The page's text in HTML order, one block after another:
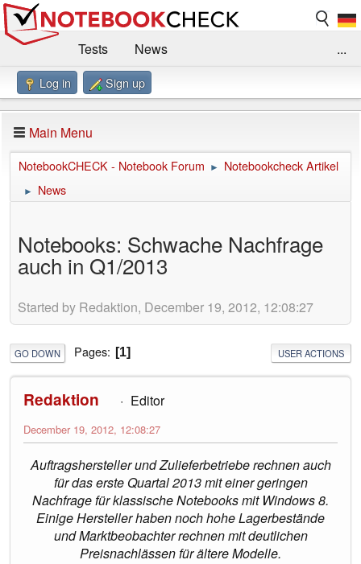
Tests
News
Benchmarks / Technik
Forum
Impressum
...
Log in Sign up
Main Menu
NotebookCHECK - Notebook Forum ► Notebookcheck Artikel
► News
Notebooks: Schwache Nachfrage
auch in Q1/2013
Started by Redaktion, December 19, 2012, 12:08:27
GO DOWN Pages 1 USER ACTIONS
Redaktion Editor
December 19, 2012, 12:08:27
Auftragshersteller und Zulieferbetriebe rechnen auch
für das erste Quartal 2013 mit einer geringen
Nachfrage für klassische Notebooks mit Windows 8.
Einige Hersteller haben noch hohe Lagerbestände
und Marktbeobachter rechnen mit deutlichen
Preisnachlässen für ältere Modelle.